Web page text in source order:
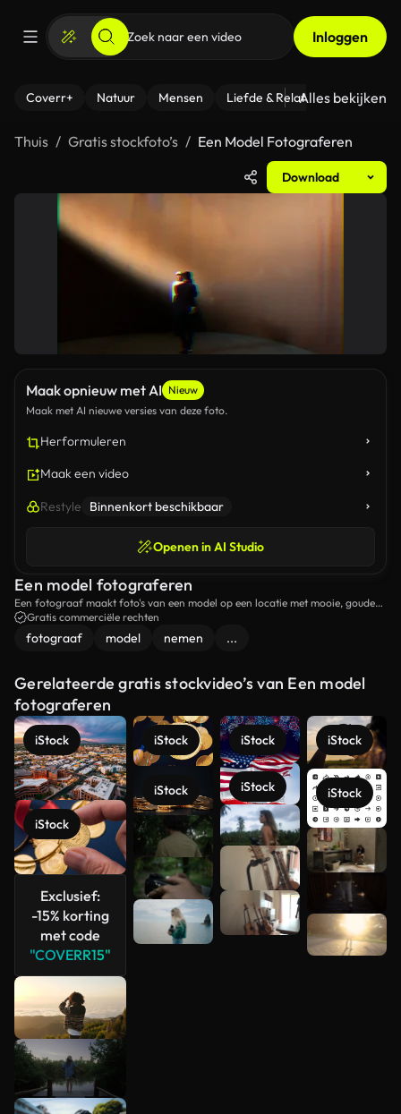
Inloggen
Coverr+ Natuur Mensen Liefde & Relaties - Fitness
Alles bekijken
Thuis Gratis stockfoto’s Een Model Fotograferen
Download
Maak opnieuw met AI Nieuw
Maak met AI nieuwe versies van deze foto.
Herformuleren
Maak een video
Restyle Binnenkort beschikbaar
Openen in AI Studio
Een model fotograferen
Een fotograaf maakt foto's van een model op een locatie met mooie, gouden
verlichting.
Gratis commerciële rechten
fotograaf model nemen ...
Gerelateerde gratis stockvideo’s van Een model
fotograferen
iStock
iStock
Exclusief:
-15% korting
met code
"COVERR15"
iStock
iStock
iStock
iStock
iStock
iStock
Meer
bekijken